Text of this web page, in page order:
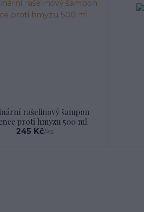
rašelinový šampon
proti hmyzu 500 ml
245 Kč/ks